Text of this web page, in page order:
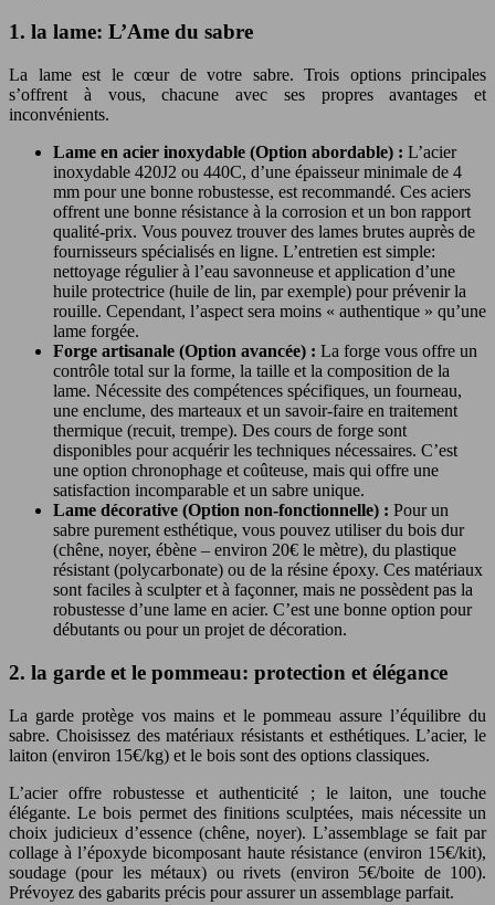
1. la lame: L’Ame du sabre
La lame est le cœur de votre sabre. Trois options principales
s’offrent à vous, chacune avec ses propres avantages et
inconvénients.
Lame en acier inoxydable (Option abordable) : L’acier
inoxydable 420J2 ou 440C, d’une épaisseur minimale de 4
mm pour une bonne robustesse, est recommandé. Ces aciers
offrent une bonne résistance à la corrosion et un bon rapport
qualité-prix. Vous pouvez trouver des lames brutes auprès de
fournisseurs spécialisés en ligne. L’entretien est simple:
nettoyage régulier à l’eau savonneuse et application d’une
huile protectrice (huile de lin, par exemple) pour prévenir la
rouille. Cependant, l’aspect sera moins « authentique » qu’une
lame forgée.
Forge artisanale (Option avancée) : La forge vous offre un
contrôle total sur la forme, la taille et la composition de la
lame. Nécessite des compétences spécifiques, un fourneau,
une enclume, des marteaux et un savoir-faire en traitement
thermique (recuit, trempe). Des cours de forge sont
disponibles pour acquérir les techniques nécessaires. C’est
une option chronophage et coûteuse, mais qui offre une
satisfaction incomparable et un sabre unique.
Lame décorative (Option non-fonctionnelle) : Pour un
sabre purement esthétique, vous pouvez utiliser du bois dur
(chêne, noyer, ébène – environ 20€ le mètre), du plastique
résistant (polycarbonate) ou de la résine époxy. Ces matériaux
sont faciles à sculpter et à façonner, mais ne possèdent pas la
robustesse d’une lame en acier. C’est une bonne option pour
débutants ou pour un projet de décoration.
2. la garde et le pommeau: protection et élégance
La garde protège vos mains et le pommeau assure l’équilibre du
sabre. Choisissez des matériaux résistants et esthétiques. L’acier, le
laiton (environ 15€/kg) et le bois sont des options classiques.
L’acier offre robustesse et authenticité ; le laiton, une touche
élégante. Le bois permet des finitions sculptées, mais nécessite un
choix judicieux d’essence (chêne, noyer). L’assemblage se fait par
collage à l’époxyde bicomposant haute résistance (environ 15€/kit),
soudage (pour les métaux) ou rivets (environ 5€/boite de 100).
Prévoyez des gabarits précis pour assurer un assemblage parfait.